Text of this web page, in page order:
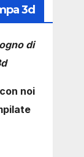
3d
di
noi